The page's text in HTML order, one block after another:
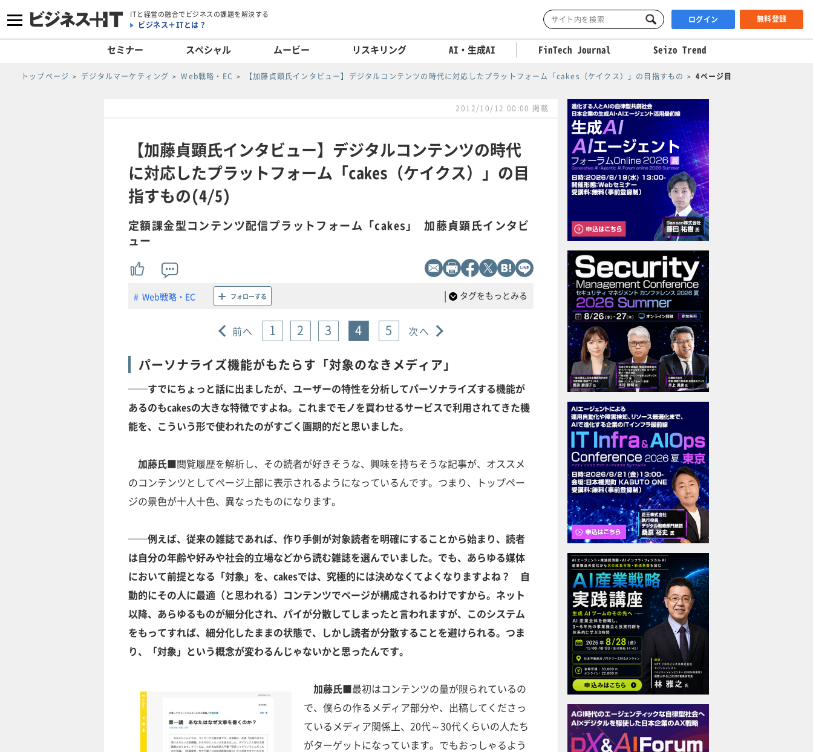
ITと経営の融合でビジネスの課題を解決する
ビジネス＋ITとは？ ログイン 無料登録
セミナー スペシャル ムービー リスキリング AI・生成AI FinTech Journal Seizo Trend
トップページ デジタルマーケティング Web戦略・EC 【加藤貞顕氏インタビュー】デジタルコンテンツの時代に対応したプラットフォーム「cakes（ケイクス）」の目指すもの 4ページ目
2012/10/12 00:00 掲載
【加藤貞顕氏インタビュー】デジタルコンテンツの時代
に対応したプラットフォーム「cakes（ケイクス）」の目
指すもの(4/5)
定額課金型コンテンツ配信プラットフォーム「cakes」 加藤貞顕氏インタビ
ュー
Web戦略・EC フォローする | タグをもっとみる
前へ 1 2 3 4 5 次へ
パーソナライズ機能がもたらす「対象のなきメディア」
──すでにちょっと話に出ましたが、ユーザーの特性を分析してパーソナライズする機能が
あるのもcakesの大きな特徴ですよね。これまでモノを買わせるサービスで利用されてきた機
能を、こういう形で使われたのがすごく画期的だと思いました。
加藤氏■閲覧履歴を解析し、その読者が好きそうな、興味を持ちそうな記事が、オススメ
のコンテンツとしてページ上部に表示されるようになっているんです。つまり、トップペー
ジの景色が十人十色、異なったものになります。
──例えば、従来の雑誌であれば、作り手側が対象読者を明確にすることから始まり、読者
は自分の年齢や好みや社会的立場などから読む雑誌を選んでいました。でも、あらゆる媒体
において前提となる「対象」を、cakesでは、究極的には決めなくてよくなりますよね？ 自
動的にその人に最適（と思われる）コンテンツでページが構成されるわけですから。ネット
以降、あらゆるものが細分化され、パイが分散してしまったと言われますが、このシステム
をもってすれば、細分化したままの状態で、しかし読者が分散することを避けられる。つま
り、「対象」という概念が変わるんじゃないかと思ったんです。
加藤氏■最初はコンテンツの量が限られているの
で、僕らの作るメディア部分や、出稿してくださっ
ているメディア関係上、20代～30代くらいの人たち
がターゲットになっています。でもおっしゃるよう